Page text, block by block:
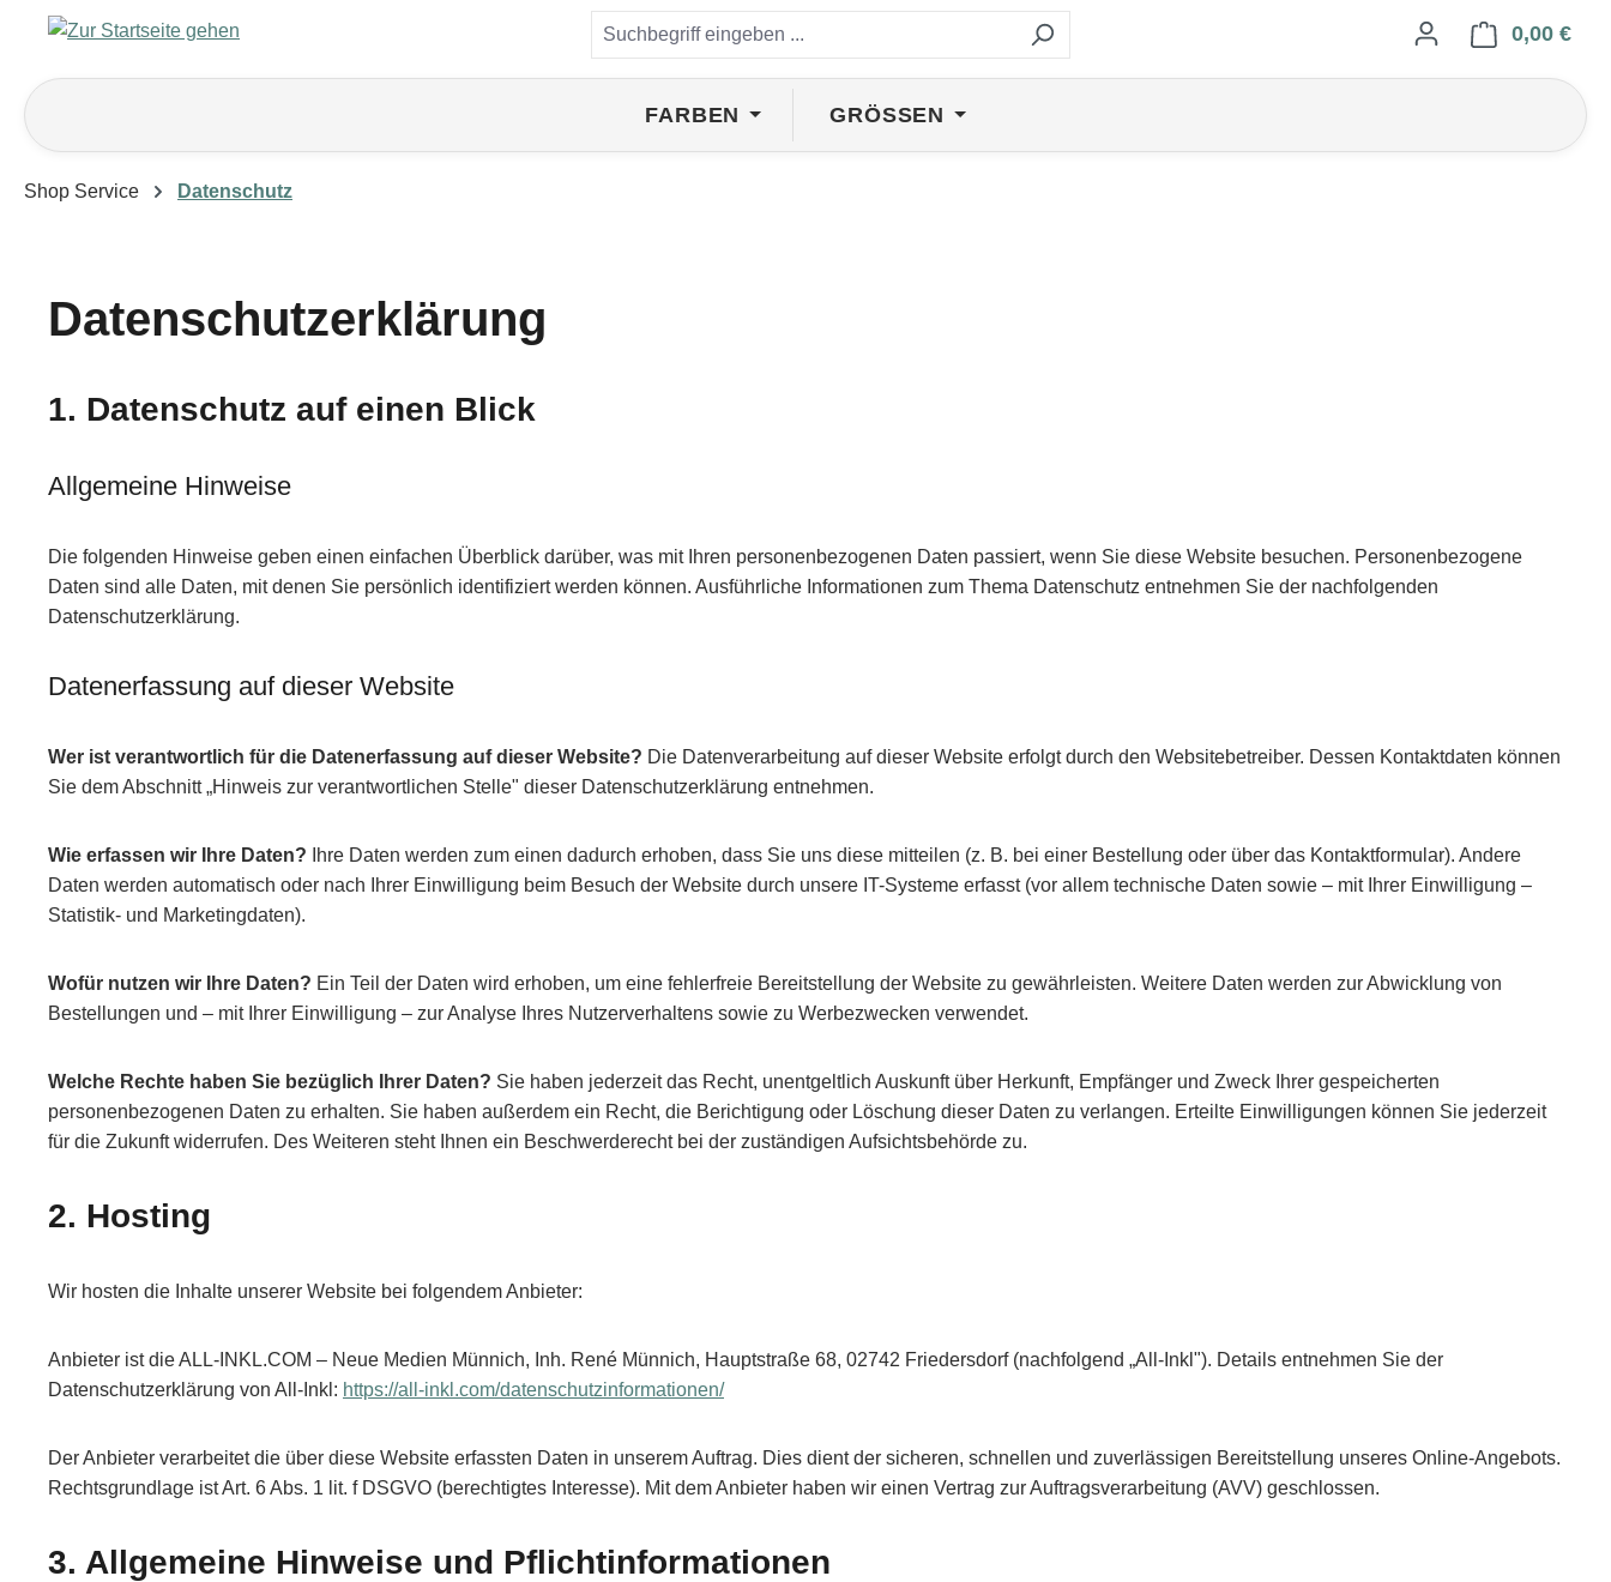
Hauptinhalt springen
Zur Suche springen
Zur Hauptnavigation springen 0,00 €
FARBEN GRÖSSEN
Shop Service Datenschutz
Datenschutzerklärung
1. Datenschutz auf einen Blick
Allgemeine Hinweise
Die folgenden Hinweise geben einen einfachen Überblick darüber, was mit Ihren personenbezogenen Daten passiert, wenn Sie diese Website besuchen. Personenbezogene
Daten sind alle Daten, mit denen Sie persönlich identifiziert werden können. Ausführliche Informationen zum Thema Datenschutz entnehmen Sie der nachfolgenden
Datenschutzerklärung.
Datenerfassung auf dieser Website
Wer ist verantwortlich für die Datenerfassung auf dieser Website? Die Datenverarbeitung auf dieser Website erfolgt durch den Websitebetreiber. Dessen Kontaktdaten können
Sie dem Abschnitt „Hinweis zur verantwortlichen Stelle" dieser Datenschutzerklärung entnehmen.
Wie erfassen wir Ihre Daten? Ihre Daten werden zum einen dadurch erhoben, dass Sie uns diese mitteilen (z. B. bei einer Bestellung oder über das Kontaktformular). Andere
Daten werden automatisch oder nach Ihrer Einwilligung beim Besuch der Website durch unsere IT-Systeme erfasst (vor allem technische Daten sowie – mit Ihrer Einwilligung –
Statistik- und Marketingdaten).
Wofür nutzen wir Ihre Daten? Ein Teil der Daten wird erhoben, um eine fehlerfreie Bereitstellung der Website zu gewährleisten. Weitere Daten werden zur Abwicklung von
Bestellungen und – mit Ihrer Einwilligung – zur Analyse Ihres Nutzerverhaltens sowie zu Werbezwecken verwendet.
Welche Rechte haben Sie bezüglich Ihrer Daten? Sie haben jederzeit das Recht, unentgeltlich Auskunft über Herkunft, Empfänger und Zweck Ihrer gespeicherten
personenbezogenen Daten zu erhalten. Sie haben außerdem ein Recht, die Berichtigung oder Löschung dieser Daten zu verlangen. Erteilte Einwilligungen können Sie jederzeit
für die Zukunft widerrufen. Des Weiteren steht Ihnen ein Beschwerderecht bei der zuständigen Aufsichtsbehörde zu.
2. Hosting
Wir hosten die Inhalte unserer Website bei folgendem Anbieter:
Anbieter ist die ALL-INKL.COM – Neue Medien Münnich, Inh. René Münnich, Hauptstraße 68, 02742 Friedersdorf (nachfolgend „All-Inkl"). Details entnehmen Sie der
Datenschutzerklärung von All-Inkl: https://all-inkl.com/datenschutzinformationen/
Der Anbieter verarbeitet die über diese Website erfassten Daten in unserem Auftrag. Dies dient der sicheren, schnellen und zuverlässigen Bereitstellung unseres Online-Angebots.
Rechtsgrundlage ist Art. 6 Abs. 1 lit. f DSGVO (berechtigtes Interesse). Mit dem Anbieter haben wir einen Vertrag zur Auftragsverarbeitung (AVV) geschlossen.
3. Allgemeine Hinweise und Pflichtinformationen